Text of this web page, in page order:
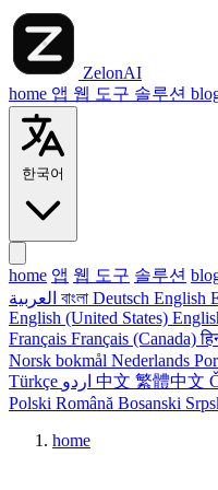
ZelonAI
home 앱 웹 도구 솔루션
한국어
home 앱 웹 도구 솔루션
বাংলা Deutsch English
English (United States)
Français Français (Canada)
Norsk bokmål Nederlands
Türkçe
中文 繁體中文
Polski Română Bosanski
home